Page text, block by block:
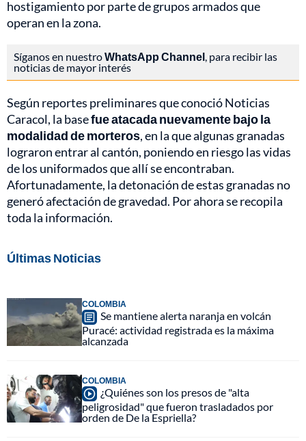
hostigamiento por parte de grupos armados que
operan en la zona.
Síganos en nuestroWhatsApp Channel, para recibir las
noticias de mayor interés
Según reportes preliminares que conoció Noticias
Caracol, la basefue atacada nuevamente bajo la
modalidad de morteros, en la que algunas granadas
lograron entrar al cantón, poniendo en riesgo las vidas
de los uniformados que allí se encontraban.
Afortunadamente, la detonación de estas granadas no
generó afectación de gravedad. Por ahora se recopila
toda la información.
Últimas Noticias
COLOMBIA
Se mantiene alerta naranja en volcán
Puracé: actividad registrada es la máxima
alcanzada
COLOMBIA
¿Quiénes son los presos de "alta
peligrosidad" que fueron trasladados por
orden de De la Espriella?